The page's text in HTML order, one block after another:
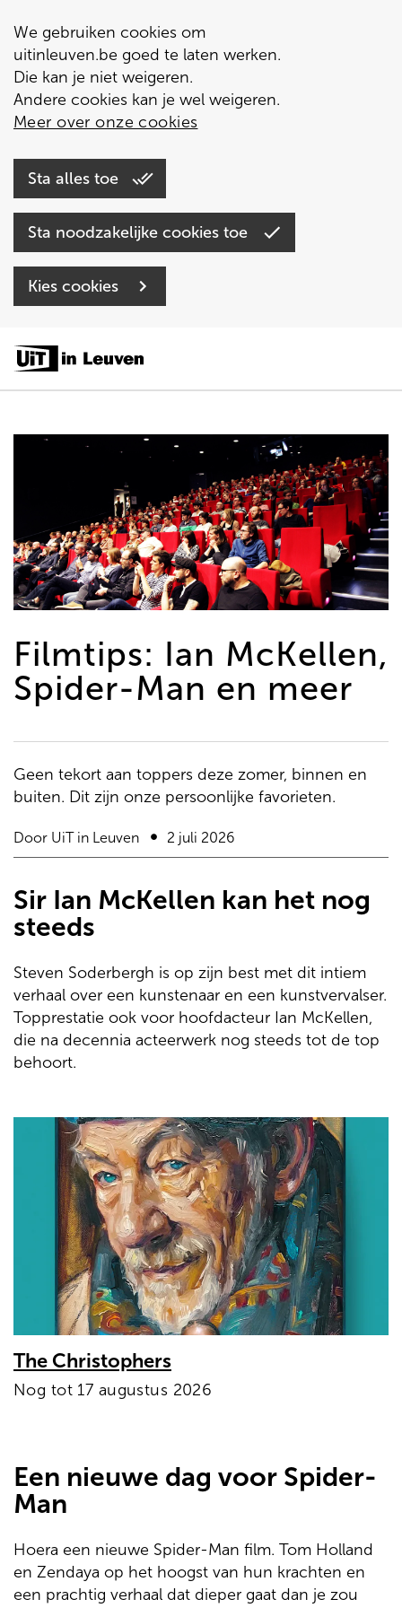
We gebruiken cookies om
uitinleuven.be goed te laten werken.
Die kan je niet weigeren.
Andere cookies kan je wel weigeren.
Meer over onze cookies
Sta alles toe
Sta noodzakelijke cookies toe
Kies cookies
en
Filmtips: Ian McKellen,
Spider-Man en meer
Geen tekort aan toppers deze zomer, binnen en
buiten. Dit zijn onze persoonlijke favorieten.
Door UiT in Leuven 2 juli 2026
Sir Ian McKellen kan het nog
steeds
Steven Soderbergh is op zijn best met dit intiem
verhaal over een kunstenaar en een kunstvervalser.
Topprestatie ook voor hoofdacteur Ian McKellen,
die na decennia acteerwerk nog steeds tot de top
behoort.
The Christophers
Nog tot 17 augustus 2026
Een nieuwe dag voor Spider-
Man
Hoera een nieuwe Spider-Man film. Tom Holland
en Zendaya op het hoogst van hun krachten en
een prachtig verhaal dat dieper gaat dan je zou